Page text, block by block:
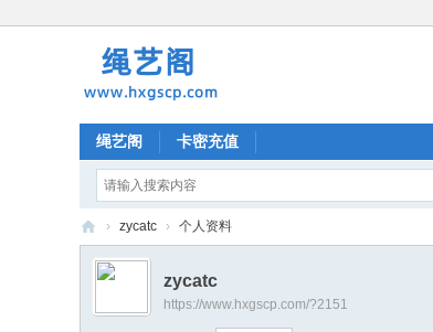
绳艺阁 卡密充值
绳
阁
› zycatc › 个人资料
zycatc
https://www.hxgscp.com/?2151